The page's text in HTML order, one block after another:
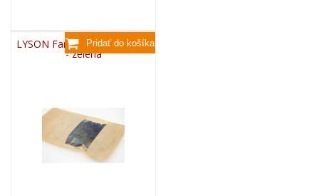
LYSON Farba na sviečky, 25g
- zelená